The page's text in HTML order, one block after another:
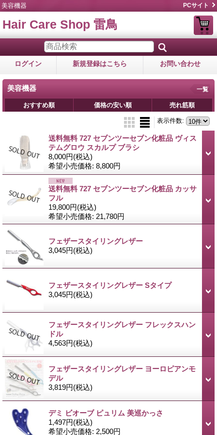
美容機器 PCサイト
Hair Care Shop 雷鳥
ログイン 新規登録はこちら お問い合わせ
美容機器 一覧
おすすめ順 価格の安い順 売れ筋順
表示件数:
送料無料 727 セブンツーセブン化粧品 ヴィス
テムグロウ スカルプ ブラシ
8,000円(税込)
希望小売価格: 8,800円
送料無料 727 セブンツーセブン化粧品 カッサ
フル
19,800円(税込)
希望小売価格: 21,780円
フェザースタイリングレザー
3,045円(税込)
フェザースタイリングレザー Sタイプ
3,045円(税込)
フェザースタイリングレザー フレックスハン
ドル
4,563円(税込)
フェザースタイリングレザー ヨーロピアンモ
デル
3,819円(税込)
デミ ビオーブ ピュリム 美巡かっさ
1,497円(税込)
希望小売価格: 2,500円